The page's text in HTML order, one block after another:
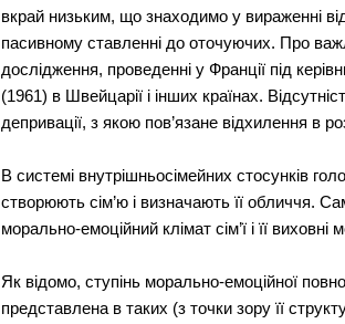
вкрай низьким, що знаходимо у вираженні
пасивному ставленні до оточуючих. Про
дослідження, проведенні у Франції під
(1961) в Швейцарії і інших країнах.
депривації, з якою пов’язане відхилення в
В системі внутрішньосімейних стосунків
створюють сім’ю і визначають її обличчя.
морально-емоційний клімат сім’ї і її виховні
Як відомо, ступінь морально-емоційної
представлена в таких (з точки зору її